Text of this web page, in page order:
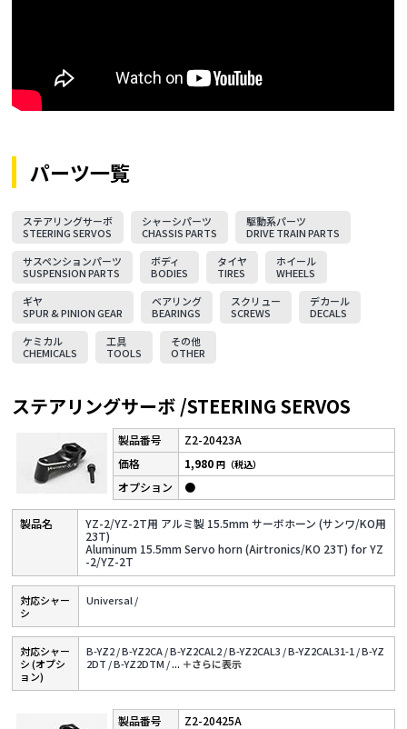
パーツ一覧
ステアリングサーボ
STEERING SERVOS
シャーシパーツ
CHASSIS PARTS
駆動系パーツ
DRIVE TRAIN PARTS
サスペンションパーツ
SUSPENSION PARTS
ボディ
BODIES
タイヤ
TIRES
ホイール
WHEELS
ギヤ
SPUR & PINION GEAR
ベアリング
BEARINGS
スクリュー
SCREWS
デカール
DECALS
ケミカル
CHEMICALS
工具
TOOLS
その他
OTHER
ステアリングサーボ /STEERING SERVOS
Z2-20423A
YZ-2/YZ-2T用 アルミ製 15.5mm サーボホーン (サンワ/KO用
23T)
Aluminum 15.5mm Servo horn (Airtronics/KO 23T) for YZ
-2/YZ-2T
1,980円（税込）
●
対応シャー
シ
Universal /
対応シャー
シ (オプシ
ョン)
B-YZ2 /B-YZ2CA /B-YZ2CAL2 /B-YZ2CAL3 /B-YZ2CAL31-1 /B-YZ
2DT /B-YZ2DTM /... ＋さらに表⽰
Z2-20425A